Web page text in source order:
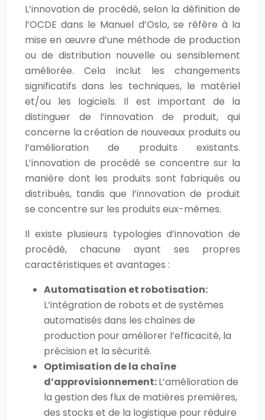
L’innovation de procédé, selon la définition de
l’OCDE dans le Manuel d’Oslo, se réfère à la
mise en œuvre d’une méthode de production
ou de distribution nouvelle ou sensiblement
améliorée. Cela inclut les changements
significatifs dans les techniques, le matériel
et/ou les logiciels. Il est important de la
distinguer de l’innovation de produit, qui
concerne la création de nouveaux produits ou
l’amélioration de produits existants.
L’innovation de procédé se concentre sur la
manière dont les produits sont fabriqués ou
distribués, tandis que l’innovation de produit
se concentre sur les produits eux-mêmes.
Il existe plusieurs typologies d’innovation de
procédé, chacune ayant ses propres
caractéristiques et avantages :
Automatisation et robotisation:
L’intégration de robots et de systèmes
automatisés dans les chaînes de
production pour améliorer l’efficacité, la
précision et la sécurité.
Optimisation de la chaîne
d’approvisionnement:L’amélioration de
la gestion des flux de matières premières,
des stocks et de la logistique pour réduire